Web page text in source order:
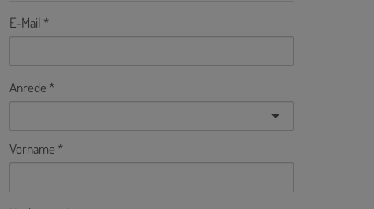
E-Mail
Anrede
Vorname